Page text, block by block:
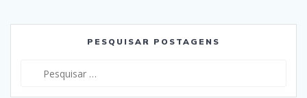
PESQUISAR POSTAGENS